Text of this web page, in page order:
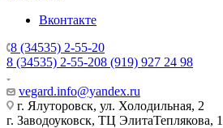
Вконтакте
8 (34535) 2-55-20
8 (34535) 2-55-208 (919) 927 24 98
vegard.info@yandex.ru
г. Ялуторовск, ул. Холодильная, 2
г. Заводоуковск, ​ТЦ Элита​Теплякова,